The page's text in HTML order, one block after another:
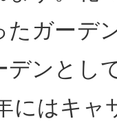
たガーデ
デンとし
にはキャ